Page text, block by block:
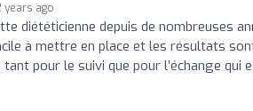
years ago
diététicienne depuis de nombreuses
à mettre en place et les résultats
pour le suivi que pour l’échange